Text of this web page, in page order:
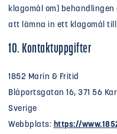
klagomål om)
att lämna in ett klagomål
10. Kontaktuppgifter
1852 Marin & Fritid
Blåportsgatan 16, 371 56
Sverige
Webbplats: https://